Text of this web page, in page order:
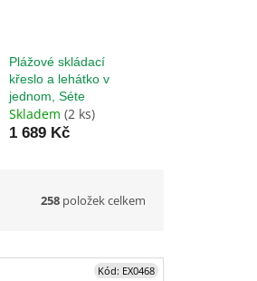
Plážové skládací
křeslo a lehátko v
jednom, Séte
Skladem (2 ks)
1 689 Kč
258 položek celkem
Kód: EX0468